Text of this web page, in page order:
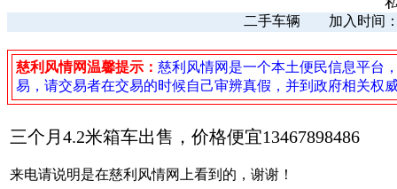
二手车辆 加入时间
慈利风情网温馨提示： 慈利风情网是一个本土便民信息平台
易，请交易者在交易的时候自己审辨真假，并到政府相关权
三个月4.2米箱车出售，价格便宜13467898486
来电请说明是在慈利风情网上看到的，谢谢！